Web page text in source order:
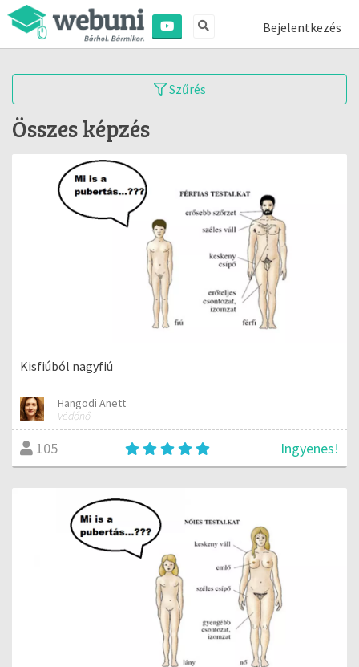
Bejelentkezés
Szűrés
Összes képzés
Kisfiúból nagyfiú
Hangodi Anett
Védőnő
105 Ingyenes!